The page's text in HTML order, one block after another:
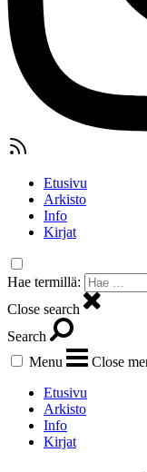
Etusivu
Arkisto
Info
Kirjat
Hae termillä:
Close search
Search
Menu
Close
Etusivu
Arkisto
Info
Kirjat